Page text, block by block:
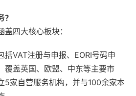
四大核心板块：
括VAT注册与申报、EORI号码申
覆盖英国、欧盟、中东等主要市
5家自营服务机构，并与100余家本